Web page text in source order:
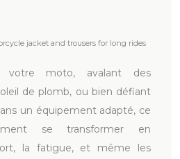
jacket and trousers for long rides
votre moto, avalant des
de plomb, ou bien défiant
un équipement adapté, ce
se transformer en
la fatigue, et même les